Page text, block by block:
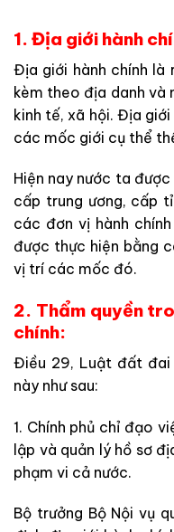
1. Địa giới hành
Địa giới hành chính là
kèm theo địa danh và
kinh tế, xã hội. Địa
các mốc giới cụ thể
Hiện nay nước ta
cấp trung ương, cấp
các đơn vị hành
được thực hiện bằng
vị trí các mốc đó.
2. Thẩm quyền
chính:
Điều 29, Luật đất đai
này như sau:
1. Chính phủ chỉ đạo
lập và quản lý hồ sơ
phạm vi cả nước.
Bộ trưởng Bộ Nội vụ